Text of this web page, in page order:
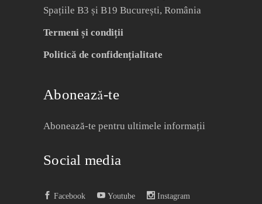
Spațiile B3 și B19 București, România
Termeni și condiții
Politică de confidențialitate
Abonează-te
Abonează-te pentru ultimele informații
Social media
Facebook Youtube Instagram